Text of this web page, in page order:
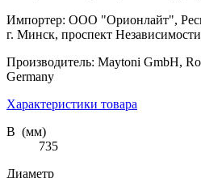
Импортер: ООО "Орионлайт",
г. Минск, проспект
Производитель: Maytoni GmbH,
Germany
Характеристики товара
В (мм)
735
Диаметр